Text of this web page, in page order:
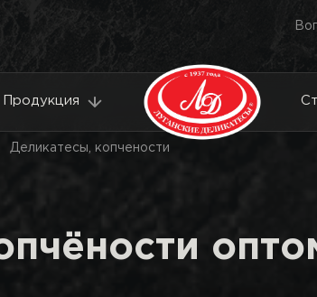
Продукция
Деликатесы, копчености